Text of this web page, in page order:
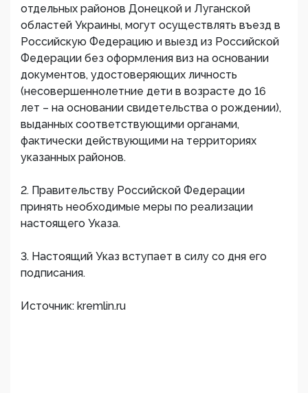
отдельных районов Донецкой и Луганской
областей Украины, могут осуществлять въезд в
Российскую Федерацию и выезд из Российской
Федерации без оформления виз на основании
документов, удостоверяющих личность
(несовершеннолетние дети в возрасте до 16
лет – на основании свидетельства о рождении),
выданных соответствующими органами,
фактически действующими на территориях
указанных районов.
2. Правительству Российской Федерации
принять необходимые меры по реализации
настоящего Указа.
3. Настоящий Указ вступает в силу со дня его
подписания.
Источник: kremlin.ru